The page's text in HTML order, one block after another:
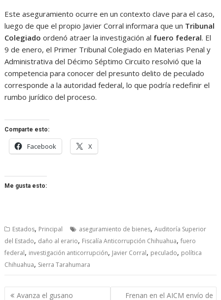
Este aseguramiento ocurre en un contexto clave para el caso,
luego de que el propio Javier Corral informara que un Tribunal
Colegiado ordenó atraer la investigación al fuero federal. El
9 de enero, el Primer Tribunal Colegiado en Materias Penal y
Administrativa del Décimo Séptimo Circuito resolvió que la
competencia para conocer del presunto delito de peculado
corresponde a la autoridad federal, lo que podría redefinir el
rumbo jurídico del proceso.
Comparte esto:
Facebook X
Me gusta esto:
Estados, Principal aseguramiento de bienes,Auditoría Superior
del Estado, daño al erario, Fiscalía Anticorrupción Chihuahua,fuero
federal, investigación anticorrupción, Javier Corral, peculado, política
Chihuahua, Sierra Tarahumara
Navegación
Avanza el gusano
Frenan en el AICM envío de